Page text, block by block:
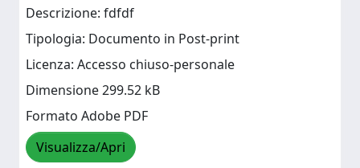
Descrizione: fdfdf
Tipologia: Documento in Post-print
Licenza: Accesso chiuso-personale
Dimensione 299.52 kB
Formato Adobe PDF
Visualizza/Apri